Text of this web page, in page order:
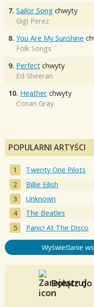
7. Sailor Song chwyty
Gigi Perez
8. You Are My Sunshine
Folk Songs
9. Perfect chwyty
Ed Sheeran
10. Heather chwyty
Conan Gray
POPULARNI ARTYŚCI
Twenty One Pilots
Billie Eilish
Unknown
The Beatles
Panic! At The Disco
Wyświetlanie
Dołącz